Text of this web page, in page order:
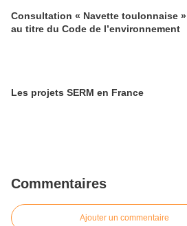
Consultation « Navette toulonnaise »
au titre du Code de l’environnement
Les projets SERM en France
Commentaires
Ajouter un commentaire